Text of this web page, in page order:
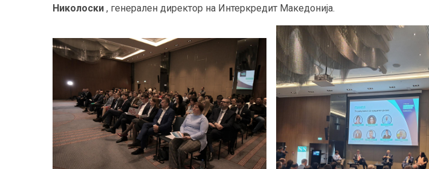
Николоски , генерален директор на Интеркредит Македонија.